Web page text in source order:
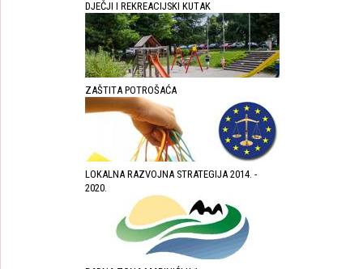
DJEČJI I REKREACIJSKI KUTAK
ZAŠTITA POTROŠAĆA
LOKALNA RAZVOJNA STRATEGIJA 2014. -
2020.